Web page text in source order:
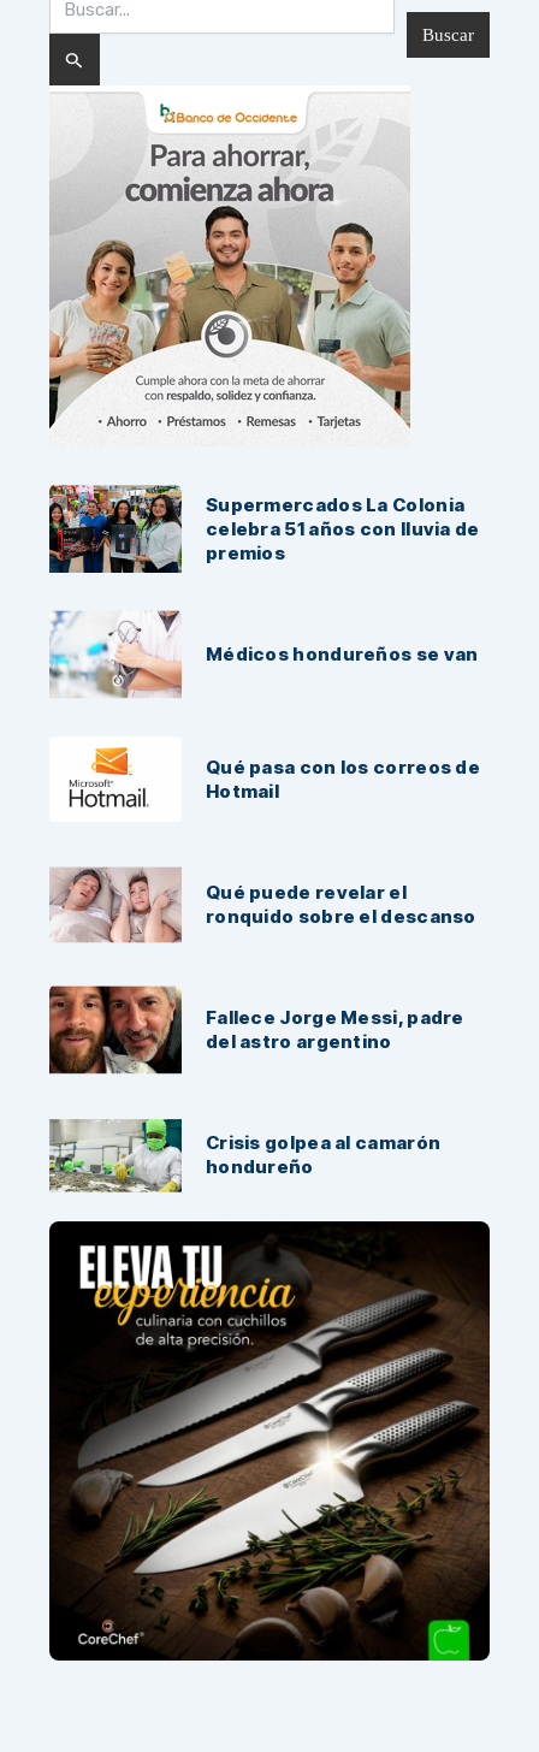
por:
Supermercados La Colonia
celebra 51 años con lluvia de
premios
Médicos hondureños se van
Qué pasa con los correos de
Hotmail
Qué puede revelar el
ronquido sobre el descanso
Fallece Jorge Messi, padre
del astro argentino
Crisis golpea al camarón
hondureño